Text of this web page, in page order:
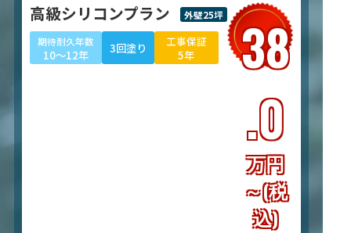
高級シリコンプラン
外壁25坪
期待耐久年数
10～12年 3回塗り 工事保証
5年
38
.0
万円
～(税
込)